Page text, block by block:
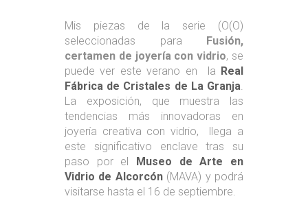
Mis piezas de la serie (O(O)
seleccionadas para Fusión,
certamen de joyería con vidrio, se
puede ver este verano en la Real
Fábrica de Cristales de La Granja.
La exposición, que muestra las
tendencias más innovadoras en
joyería creativa con vidrio, llega a
este significativo enclave tras su
paso por el Museo de Arte en
Vidrio de Alcorcón (MAVA) y podrá
visitarse hasta el 16 de septiembre.